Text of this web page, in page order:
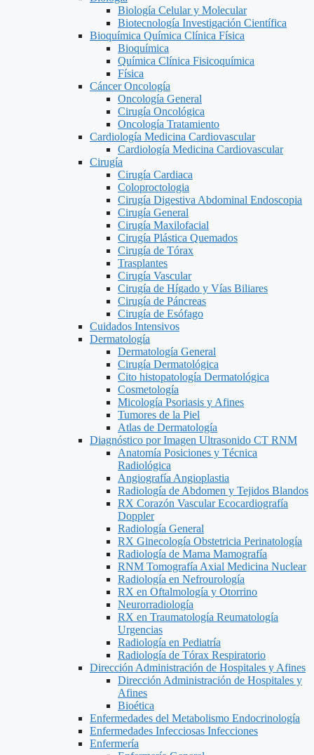
Biología Celular y Molecular
Biotecnología Investigación Científica
Bioquímica Química Clínica Física
Bioquímica
Química Clínica Fisicoquímica
Física
Cáncer Oncología
Oncología General
Cirugía Oncológica
Oncología Tratamiento
Cardiología Medicina Cardiovascular
Cardiología Medicina Cardiovascular
Cirugía
Cirugía Cardiaca
Coloproctologia
Cirugía Digestiva Abdominal Endoscopia
Cirugía General
Cirugía Maxilofacial
Cirugía Plástica Quemados
Cirugía de Tórax
Trasplantes
Cirugía Vascular
Cirugía de Hígado y Vías Biliares
Cirugía de Páncreas
Cirugía de Esófago
Cuidados Intensivos
Dermatología
Dermatología General
Cirugía Dermatológica
Cito histopatología Dermatológica
Cosmetología
Micología Psoriasis y Afines
Tumores de la Piel
Atlas de Dermatología
Diagnóstico por Imagen Ultrasonido CT RNM
Anatomía Posiciones y Técnica
Radiológica
Angiografía Angioplastia
Radiología de Abdomen y Tejidos Blandos
RX Corazón Vascular Ecocardiografía
Doppler
Radiología General
RX Ginecología Obstetricia Perinatología
Radiología de Mama Mamografía
RNM Tomografía Axial Medicina Nuclear
Radiología en Nefrourología
RX en Oftalmología y Otorrino
Neurorradiología
RX en Traumatología Reumatología
Urgencias
Radiología en Pediatría
Radiología de Tórax Respiratorio
Dirección Administración de Hospitales y Afines
Dirección Administración de Hospitales y
Afines
Bioética
Enfermedades del Metabolismo Endocrinología
Enfermedades Infecciosas Infecciones
Enfermería